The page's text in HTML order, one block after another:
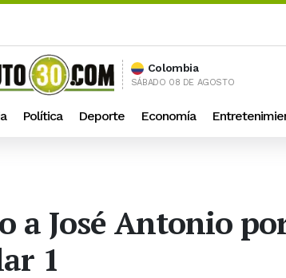
Colombia
SÁBADO 08 DE AGOSTO
Política Deporte Economía
a José Antonio
1